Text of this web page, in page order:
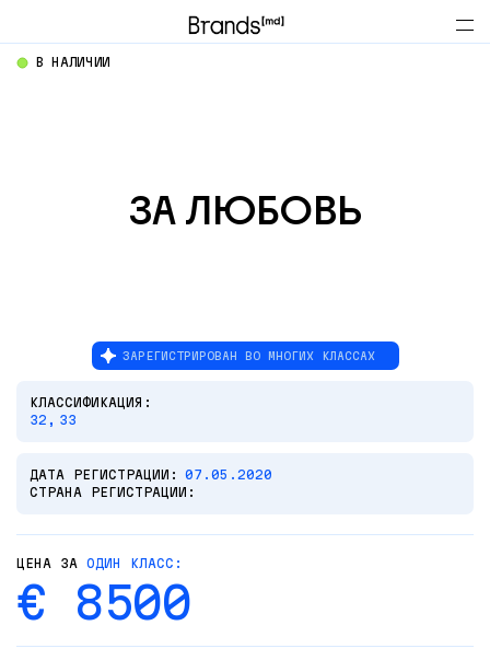
В НАЛИЧИИ
ЦЕНА ЗА ОДИН КЛАСС:
€ 8500
КЛАССИФИКАЦИЯ:
32, 33
ДАТА РЕГИСТРАЦИИ:
07.05.2020
СТРАНА РЕГИСТРАЦИИ:
ЗАРЕГИСТРИРОВАН ВО МНОГИХ КЛАССАХ
ЗА ЛЮБОВЬ